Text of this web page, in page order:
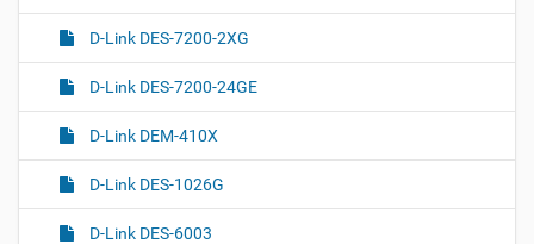
D-Link DES-7200-2XG
D-Link DES-7200-24GE
D-Link DEM-410X
D-Link DES-1026G
D-Link DES-6003